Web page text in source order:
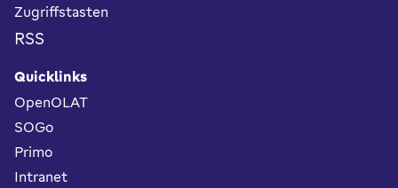
Zugriffstasten
RSS
Quicklinks
OpenOLAT
SOGo
Primo
Intranet